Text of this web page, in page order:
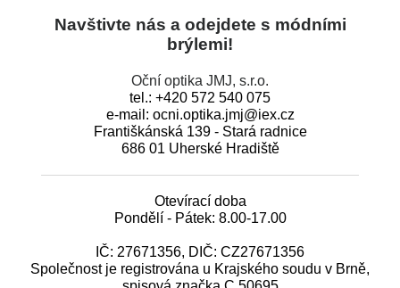
Navštivte nás a odejdete s módními
brýlemi!
Oční optika JMJ, s.r.o.
tel.: +420 572 540 075
e-mail: ocni.optika.jmj@iex.cz
Františkánská 139 - Stará radnice
686 01 Uherské Hradiště
Otevírací doba
Pondělí - Pátek: 8.00-17.00
IČ: 27671356, DIČ: CZ27671356
Společnost je registrována u Krajského soudu v Brně,